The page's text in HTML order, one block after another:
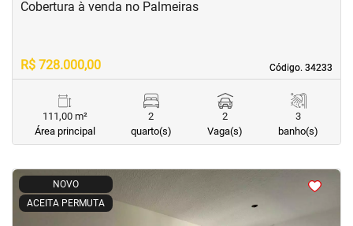
Código. 34233
Código. 34233
Cobertura à venda no Palmeiras
R$ 728.000,00
111,00 m²
Área principal
2
quarto(s)
2
Vaga(s)
3
banho(s)
NOVO
ACEITA PERMUTA
< <<<